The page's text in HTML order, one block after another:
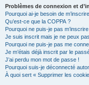
Problèmes de connexion et
Pourquoi ai-je besoin de
Qu’est-ce que la COPPA ?
Pourquoi ne puis-je pas
Je suis inscrit mais je ne peux
Pourquoi ne puis-je pas me
Je m’étais déjà inscrit par le
J’ai perdu mon mot de passe !
Pourquoi suis-je déconnecté
À quoi sert « Supprimer les